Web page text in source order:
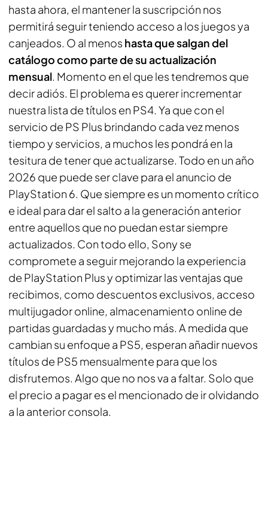
hasta ahora, el mantener la suscripción nos
permitirá seguir teniendo acceso a los juegos ya
canjeados. O al menos hasta que salgan del
catálogo como parte de su actualización
mensual. Momento en el que les tendremos que
decir adiós. El problema es querer incrementar
nuestra lista de títulos en PS4. Ya que con el
servicio de PS Plus brindando cada vez menos
tiempo y servicios, a muchos les pondrá en la
tesitura de tener que actualizarse. Todo en un año
2026 que puede ser clave para el anuncio de
PlayStation 6. Que siempre es un momento crítico
e ideal para dar el salto a la generación anterior
entre aquellos que no puedan estar siempre
actualizados. Con todo ello, Sony se
compromete a seguir mejorando la experiencia
de PlayStation Plus y optimizar las ventajas que
recibimos, como descuentos exclusivos, acceso
multijugador online, almacenamiento online de
partidas guardadas y mucho más. A medida que
cambian su enfoque a PS5, esperan añadir nuevos
títulos de PS5 mensualmente para que los
disfrutemos. Algo que no nos va a faltar. Solo que
el precio a pagar es el mencionado de ir olvidando
a la anterior consola.